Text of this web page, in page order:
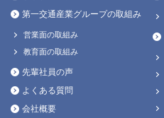
第一交通産業グループの取組み
営業面の取組み
教育面の取組み
先輩社員の声
よくある質問
会社概要